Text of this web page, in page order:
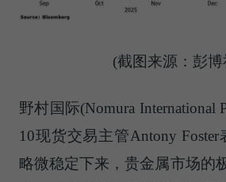
(截图来源： 彭博
野村国际(Nomura International
10现货交易主管Antony
略微稳定下来，贵金属市场的